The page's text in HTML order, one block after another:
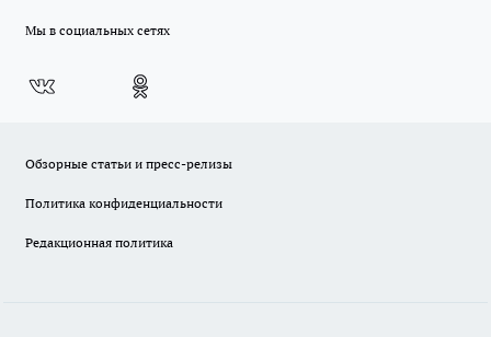
Мы в социальных сетях
Обзорные статьи и пресс-релизы
Политика конфиденциальности
Редакционная политика